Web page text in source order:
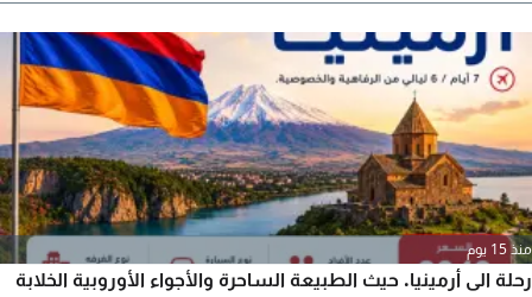
منذ 15 يوم
رحلة الى أرمينيا. حيث الطبيعة الساحرة والأجواء الأوروبية الخلابة